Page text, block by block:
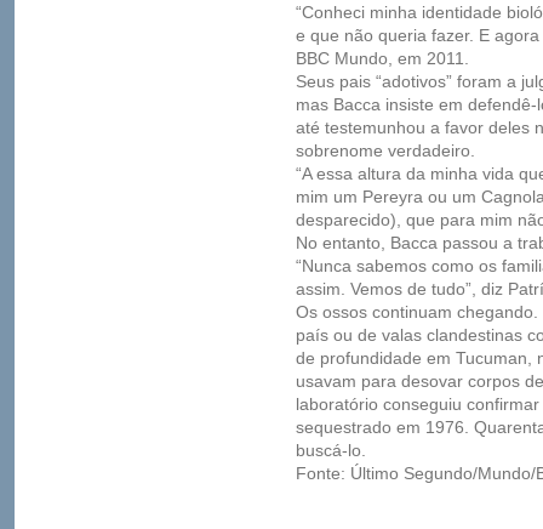
“Conheci minha identidade
e que não queria fazer. E
BBC Mundo, em 2011.
Seus pais “adotivos” foram a
mas Bacca insiste em
até testemunhou a favor deles
sobrenome verdadeiro.
“A essa altura da minha vida
mim um Pereyra ou um
desparecido), que para mim
No entanto, Bacca passou a
“Nunca sabemos como os
assim. Vemos de tudo”, diz
Os ossos continuam
país ou de valas clandestinas
de profundidade em Tucuman,
usavam para desovar corpos
laboratório conseguiu
sequestrado em 1976.
buscá-lo.
Fonte: Último Segundo/Mundo/